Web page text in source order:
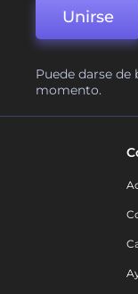
Unirse
Puede darse
momento.